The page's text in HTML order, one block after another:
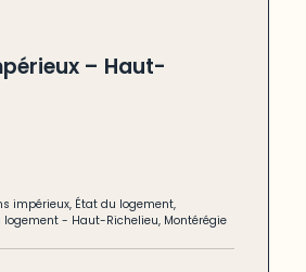
– Haut-
impérieux, État du logement,
logement - Haut-Richelieu, Montérégie